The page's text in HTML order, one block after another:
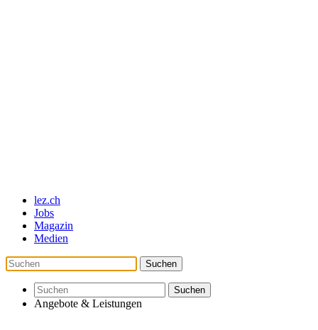
lez.ch
Jobs
Magazin
Medien
Suche
nach:
Suche
nach:
Angebote & Leistungen